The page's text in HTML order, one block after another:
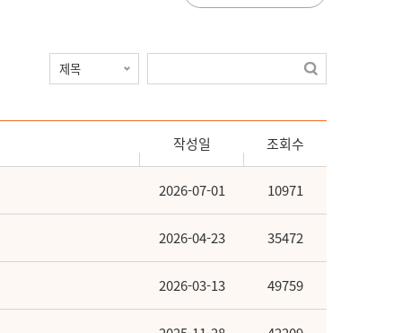
작성일 조회수
2026-07-01 10971
2026-04-23 35472
2026-03-13 49759